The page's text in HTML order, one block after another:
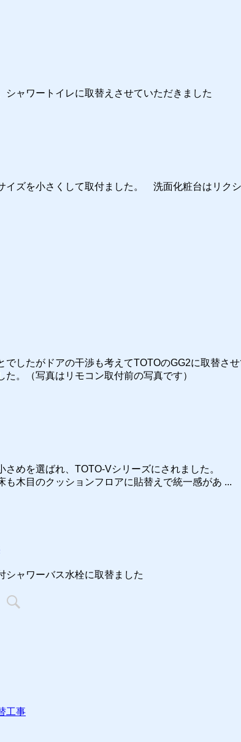
シャワートイレに取替えさせていただきました
イズを小さくして取付ました。 洗面化粧台はリク
でしたがドアの干渉も考えてTOTOのGG2に取替さ
た。（写真はリモコン取付前の写真です）
さめを選ばれ、TOTO-Vシリーズにされました
目のクッションフロアに貼替えで統一感があ ...
シャワーバス水栓に取替ました
工事